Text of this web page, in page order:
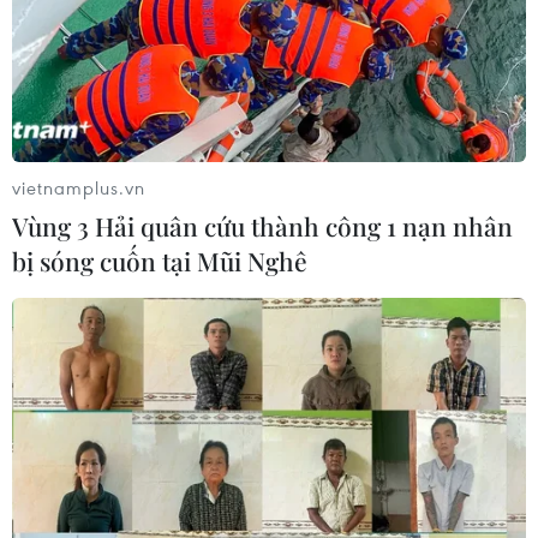
TIN LIÊN QUAN
vietnamplus.vn
Vùng 3 Hải quân cứu thành công 1 nạn nhân
bị sóng cuốn tại Mũi Nghê